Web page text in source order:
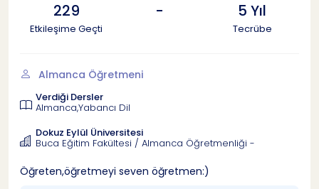
229
Etkileşime Geçti
- 5 Yıl
Tecrübe
Almanca Öğretmeni
Verdiği Dersler
Almanca,Yabancı Dil
Dokuz Eylül Üniversitesi
Buca Eğitim Fakültesi / Almanca Öğretmenliği -
Öğreten,öğretmeyi seven öğretmen:)